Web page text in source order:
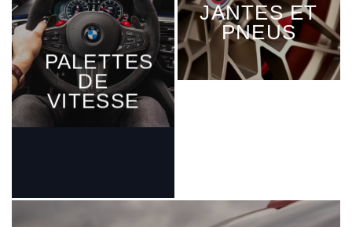
PALETTES
DE
VITESSE
JANTES ET
PNEUS